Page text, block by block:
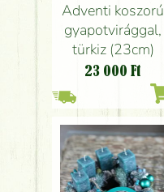
Adventi koszorú
gyapotvirággal,
türkiz (23cm)
23 000 Ft